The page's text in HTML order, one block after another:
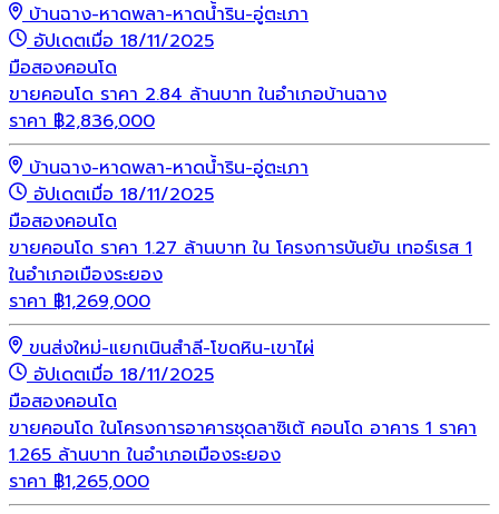
บ้านฉาง-หาดพลา-หาดน้ำริน-อู่ตะเภา
อัปเดตเมื่อ 18/11/2025
มือสองคอนโด
ขายคอนโด ราคา 2.84 ล้านบาท ในอำเภอบ้านฉาง
ราคา ฿2,836,000
บ้านฉาง-หาดพลา-หาดน้ำริน-อู่ตะเภา
อัปเดตเมื่อ 18/11/2025
มือสองคอนโด
ขายคอนโด ราคา 1.27 ล้านบาท ใน โครงการบันยัน เทอร์เรส 1
ในอำเภอเมืองระยอง
ราคา ฿1,269,000
ขนส่งใหม่-แยกเนินสำลี-โขดหิน-เขาไผ่
อัปเดตเมื่อ 18/11/2025
มือสองคอนโด
ขายคอนโด ในโครงการอาคารชุดลาซิเต้ คอนโด อาคาร 1 ราคา
1.265 ล้านบาท ในอำเภอเมืองระยอง
ราคา ฿1,265,000